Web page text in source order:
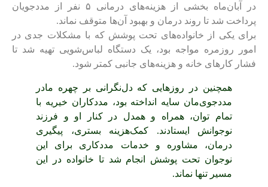
در آبان‌ماه بخشی از هزینه‌های درمانی ۵ نفر از مددجویان
پرداخت شد تا روند درمان و بهبود آن‌ها متوقف نماند.
برای یکی از خانواده‌های تحت پوشش که با مشکلات جدی در
امور روزمره مواجه بود، یک دستگاه لباس‌شویی تهیه شد تا
فشار کارهای خانه و هزینه‌های جانبی کمتر شود.
همچنین در روزهایی که دل‌نگرانی بر چهره مادر
مددجوی‌مان سایه انداخته بود، مددکاران خیریه با
تمام توان، همراه و همدل در کنار او و فرزند
نوجوانش ایستادند. کمک‌هزینه بستری، پیگیری
درمان، مشاوره و خدمات مددکاری برای این
نوجوان تحت پوشش انجام شد تا خانواده در این
مسیر تنها نماند.